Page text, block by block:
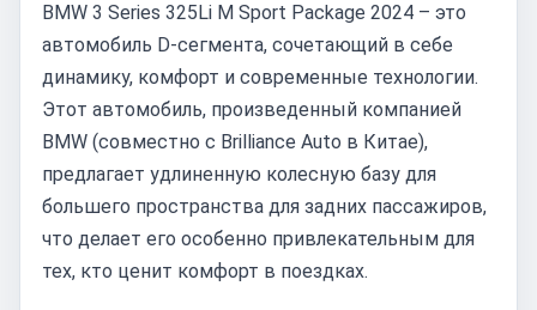
BMW 3 Series 325Li M Sport Package 2024 – это
автомобиль D-сегмента, сочетающий в себе
динамику, комфорт и современные технологии.
Этот автомобиль, произведенный компанией
BMW (совместно с Brilliance Auto в Китае),
предлагает удлиненную колесную базу для
большего пространства для задних пассажиров,
что делает его особенно привлекательным для
тех, кто ценит комфорт в поездках.